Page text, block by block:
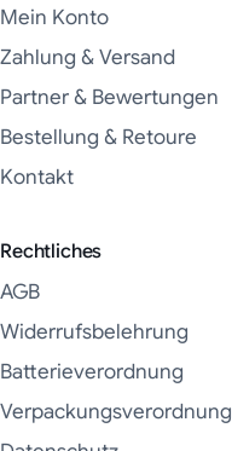
Mein Konto
Zahlung & Versand
Partner & Bewertungen
Bestellung & Retoure
Kontakt
Rechtliches
AGB
Widerrufsbelehrung
Batterieverordnung
Verpackungsverordnung